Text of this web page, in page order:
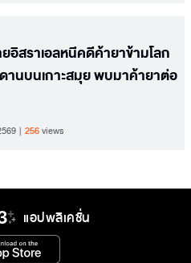
อิสราเอลหนีคดีค้ายาข้ามโลก
านบนเกาะสมุย พบมาค้ายาต่อ
256views
แอปพลิเคชั่น